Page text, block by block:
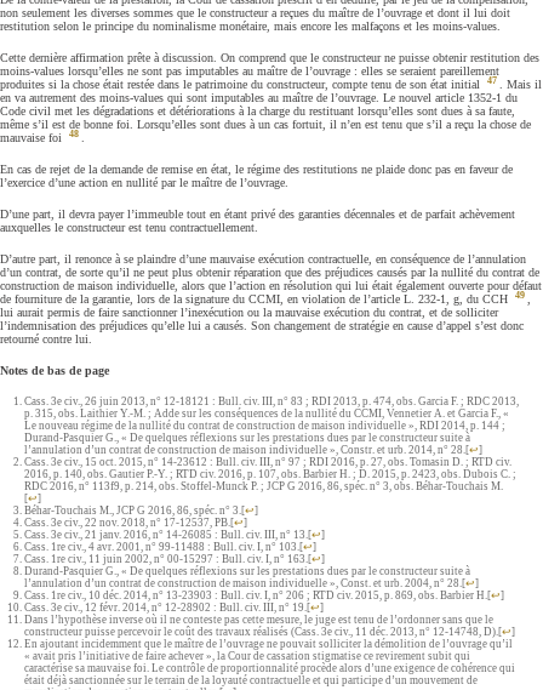
non seulement les diverses sommes que le constructeur a reçues du maître de l’ouvrage et dont il lui doit
restitution selon le principe du nominalisme monétaire, mais encore les malfaçons et les moins-values.
Cette dernière affirmation prête à discussion. On comprend que le constructeur ne puisse obtenir restitution des
moins-values lorsqu’elles ne sont pas imputables au maître de l’ouvrage : elles se seraient pareillement
produites si la chose était restée dans le patrimoine du constructeur, compte tenu de son état initial
47
. Mais il
en va autrement des moins-values qui sont imputables au maître de l’ouvrage. Le nouvel article 1352-1 du
Code civil met les dégradations et détériorations à la charge du restituant lorsqu’elles sont dues à sa faute,
même s’il est de bonne foi. Lorsqu’elles sont dues à un cas fortuit, il n’en est tenu que s’il a reçu la chose de
mauvaise foi
48
En cas de rejet de la demande de remise en état, le régime des restitutions ne plaide donc pas en faveur de
l’exercice d’une action en nullité par le maître de l’ouvrage.
D’une part, il devra payer l’immeuble tout en étant privé des garanties décennales et de parfait achèvement
auxquelles le constructeur est tenu contractuellement.
D’autre part, il renonce à se plaindre d’une mauvaise exécution contractuelle, en conséquence de l’annulation
d’un contrat, de sorte qu’il ne peut plus obtenir réparation que des préjudices causés par la nullité du contrat de
construction de maison individuelle, alors que l’action en résolution qui lui était également ouverte pour défaut
de fourniture de la garantie, lors de la signature du CCMI, en violation de l’article L. 232-1, g, du CCH
49
lui aurait permis de faire sanctionner l’inexécution ou la mauvaise exécution du contrat, et de solliciter
l’indemnisation des préjudices qu’elle lui a causés. Son changement de stratégie en cause d’appel s’est donc
retourné contre lui.
Notes de bas de page
Cass. 3e civ., 26 juin 2013, n° 12-18121 : Bull. civ. III, n° 83 ; RDI 2013, p. 474, obs. Garcia F. ; RDC 2013,
p. 315, obs. Laithier Y.-M. ; Adde sur les conséquences de la nullité du CCMI, Vennetier A. et Garcia F., «
Le nouveau régime de la nullité du contrat de construction de maison individuelle », RDI 2014, p. 144 ;
Durand-Pasquier G., « De quelques réflexions sur les prestations dues par le constructeur suite à
l’annulation d’un contrat de construction de maison individuelle », Constr. et urb. 2014, n° 28.[↩]
Cass. 3e civ., 15 oct. 2015, n° 14-23612 : Bull. civ. III, n° 97 ; RDI 2016, p. 27, obs. Tomasin D. ; RTD civ.
2016, p. 140, obs. Gautier P.-Y. ; RTD civ. 2016, p. 107, obs. Barbier H. ; D. 2015, p. 2423, obs. Dubois C. ;
RDC 2016, n° 113f9, p. 214, obs. Stoffel-Munck P. ; JCP G 2016, 86, spéc. n° 3, obs. Béhar-Touchais M.
[↩]
Béhar-Touchais M., JCP G 2016, 86, spéc. n° 3.[↩]
Cass. 3e civ., 22 nov. 2018, n° 17-12537, PB.[↩]
Cass. 3e civ., 21 janv. 2016, n° 14-26085 : Bull. civ. III, n° 13.[↩]
Cass. 1re civ., 4 avr. 2001, n° 99-11488 : Bull. civ. I, n° 103.[↩]
Cass. 1re civ., 11 juin 2002, n° 00-15297 : Bull. civ. I, n° 163.[↩]
Durand-Pasquier G., « De quelques réflexions sur les prestations dues par le constructeur suite à
l’annulation d’un contrat de construction de maison individuelle », Const. et urb. 2004, n° 28.[↩]
Cass. 1re civ., 10 déc. 2014, n° 13-23903 : Bull. civ. I, n° 206 ; RTD civ. 2015, p. 869, obs. Barbier H.[↩]
Cass. 3e civ., 12 févr. 2014, n° 12-28902 : Bull. civ. III, n° 19.[↩]
Dans l’hypothèse inverse où il ne conteste pas cette mesure, le juge est tenu de l’ordonner sans que le
constructeur puisse percevoir le coût des travaux réalisés (Cass. 3e civ., 11 déc. 2013, n° 12-14748, D).[↩]
En ajoutant incidemment que le maître de l’ouvrage ne pouvait solliciter la démolition de l’ouvrage qu’il
« avait pris l’initiative de faire achever », la Cour de cassation stigmatise ce revirement subit qui
caractérise sa mauvaise foi. Le contrôle de proportionnalité procède alors d’une exigence de cohérence qui
était déjà sanctionnée sur le terrain de la loyauté contractuelle et qui participe d’un mouvement de